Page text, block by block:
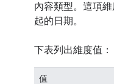
內容類型。這項
起的日期。
下表列出維度值：
值